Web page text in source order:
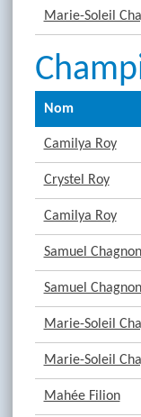
Marie-Soleil
Nom
Camilya Roy
Crystel Roy
Camilya Roy
Samuel Chagnon
Samuel Chagnon
Marie-Soleil
Marie-Soleil
Mahée Filion